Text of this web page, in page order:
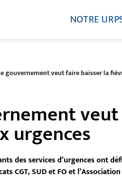
NOTRE
gouvernement veut faire baisser la
urgences
des services d’urgences ont
CGT, SUD et FO et